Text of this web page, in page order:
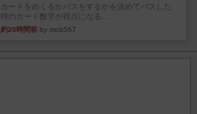
カードをめくるかパスをするかを決めてパスした
時のカード数字が得点になる...
約20時間前 by mob567